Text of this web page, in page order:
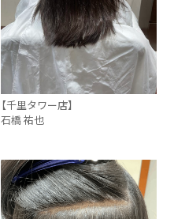
【千里タワー店】
石橋 祐也